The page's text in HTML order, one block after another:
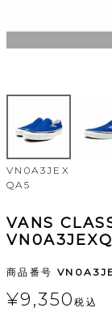
VN0A3JEX
QA5
VANS
商品番号
¥9,350税込